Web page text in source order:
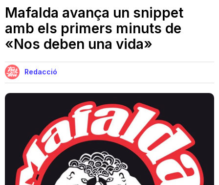
Discos
Videoclips
Festivals
Teatre
Internet
Mafalda avança un snippet
amb els primers minuts de
«Nos deben una vida»
Redacció